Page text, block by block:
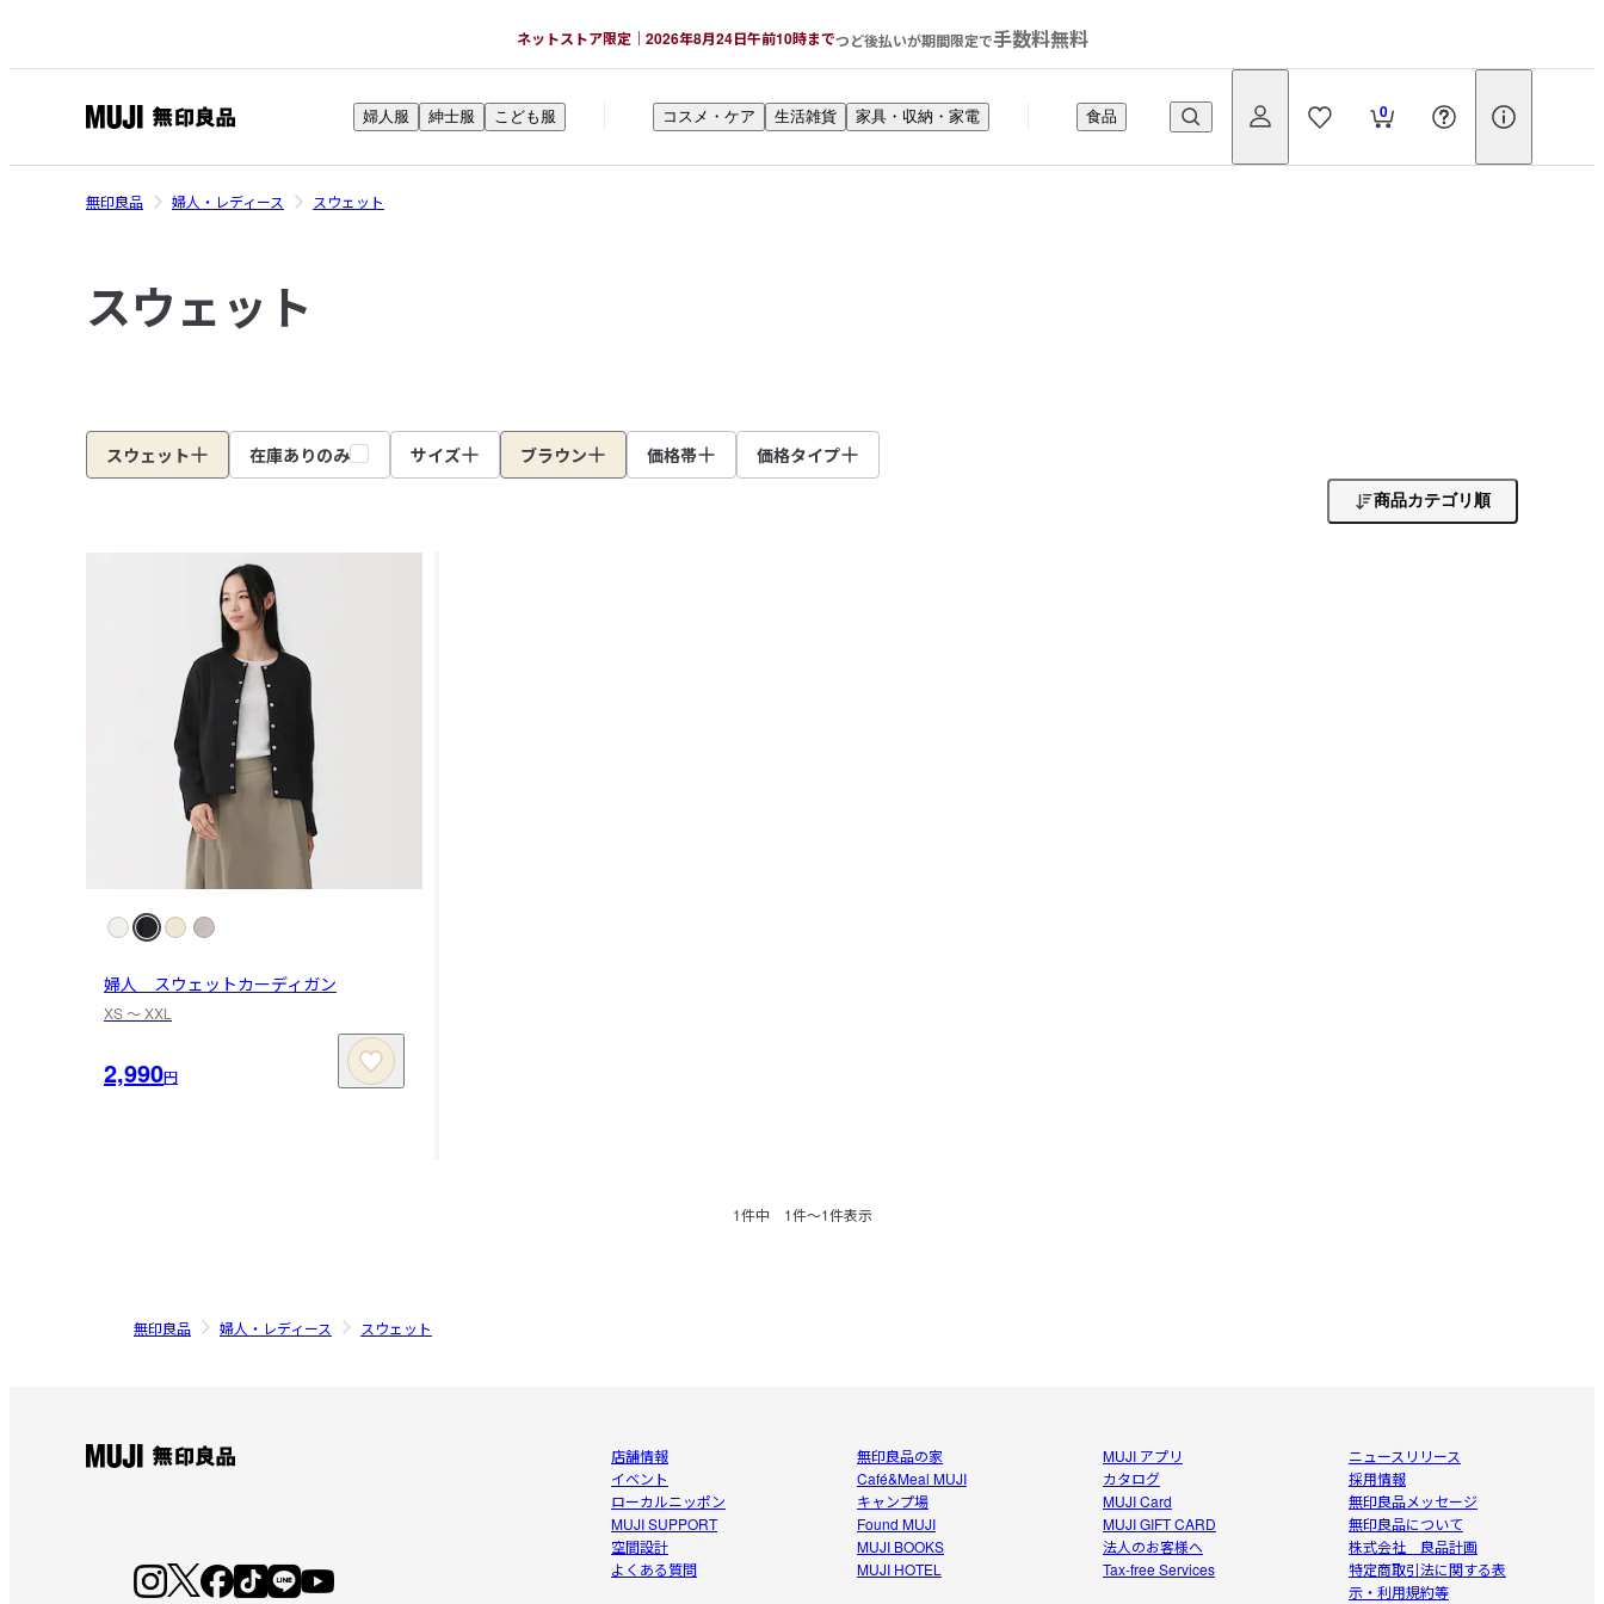
ネットストア限定｜2026年8月24日午前10時までつど後払いが期間限定で手数料無料
印
良
ッ
ト
0
婦人服 紳士服 こども服 コスメ・ケア 生活雑貨 家具・収納・家電 食品
無印良品 婦人・レディース スウェット
スウェット
スウェット 在庫ありのみ サイズ ブラウン 価格帯 価格タイプ
商品カテゴリ順
婦人 スウェットカーディガン
XS 〜 XXL
2,990円
1件中 1件〜1件表示
無印良品 婦人・レディース スウェット
店舗情報
イベント
ローカルニッポン
MUJI SUPPORT
空間設計
よくある質問
無印良品の家
Café&Meal MUJI
キャンプ場
Found MUJI
MUJI BOOKS
MUJI HOTEL
MUJI アプリ
カタログ
MUJI Card
MUJI GIFT CARD
法人のお客様へ
Tax-free Services
ニュースリリース
採用情報
無印良品メッセージ
無印良品について
株式会社 良品計画
特定商取引法に関する表
示・利用規約等